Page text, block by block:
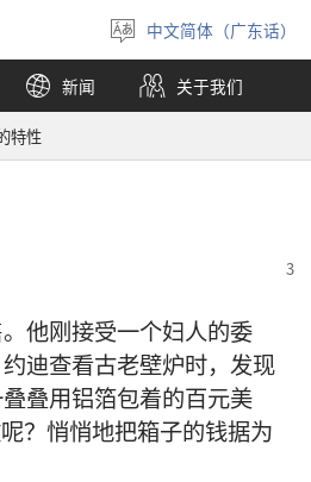
选
择
语
言
中文简体（广东话）
新闻 关于我们
特性
他刚接受一个妇人的委
迪查看古老壁炉时，发现
叠用铝箔包着的百元美
？悄悄地把箱子的钱据为